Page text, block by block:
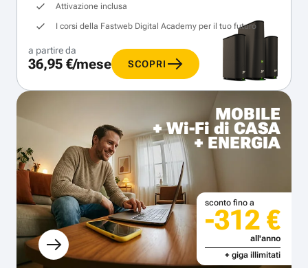
Attivazione inclusa
I corsi della Fastweb Digital Academy per il tuo futuro
a partire da
36,95 €/mese SCOPRI
MOBILE
+ Wi-Fi di CASA
+ ENERGIA
sconto fino a
-312 €
all'anno
+ giga illimitati